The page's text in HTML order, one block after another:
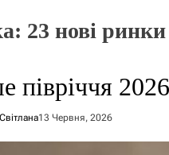
23 нові
півріччя
13 Червня, 2026